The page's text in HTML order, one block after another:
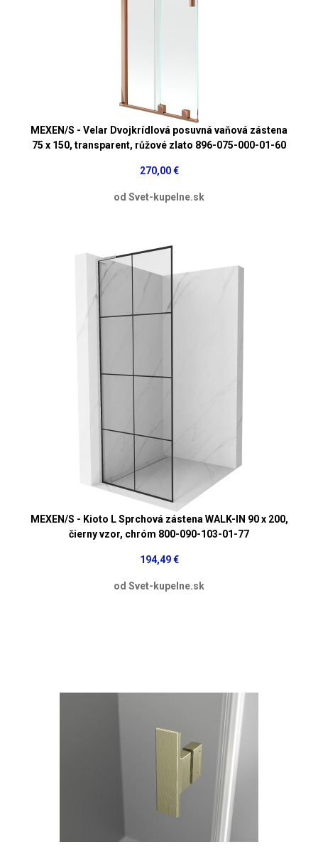
MEXEN/S - Velar Dvojkrídlová posuvná vaňová zástena
75 x 150, transparent, růžové zlato 896-075-000-01-60
270,00 €
od Svet-kupelne.sk
MEXEN/S - Kioto L Sprchová zástena WALK-IN 90 x 200,
čierny vzor, chróm 800-090-103-01-77
194,49 €
od Svet-kupelne.sk